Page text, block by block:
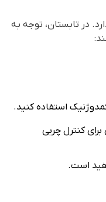
در تابستان، توجه به
استفاده کنید.
کنترل چربی
است.